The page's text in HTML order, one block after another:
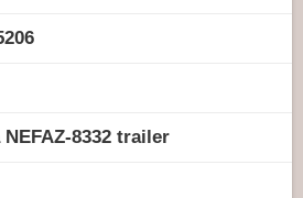
8332 trailer